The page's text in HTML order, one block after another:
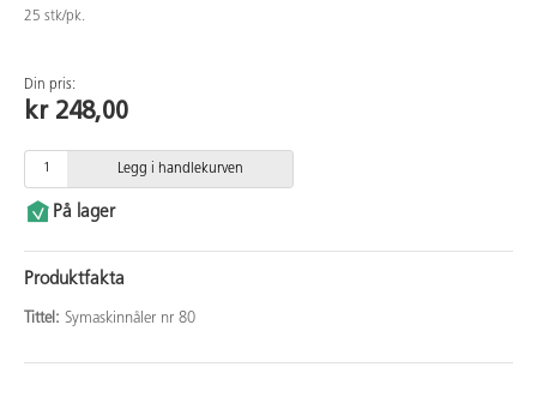
25 stk/pk.
Din pris:
kr 248,00
Legg i handlekurven
På lager
Produktfakta
Tittel: Symaskinnåler nr 80